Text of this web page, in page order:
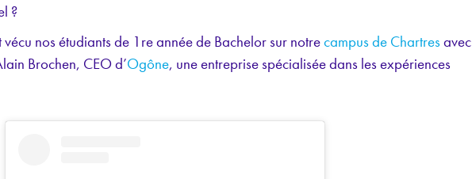
?
vécu nos étudiants de 1re année de Bachelor sur notrecampus de Chartresavec
Brochen, CEO d’Ogône, une entreprise spécialisée dans les expériences